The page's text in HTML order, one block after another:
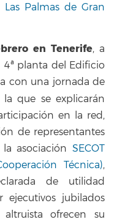
Palmas de Gran
en Tenerife, a
planta del Edificio
con una jornada de
que se explicarán
en la red,
de representantes
asociación SECOT
Técnica),
de utilidad
ejecutivos jubilados
ofrecen su